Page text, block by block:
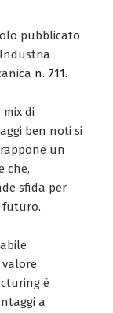
pubblicato
n. 711.
mix di
ben noti si
un
che,
sfida per
futuro.
valore
è
a